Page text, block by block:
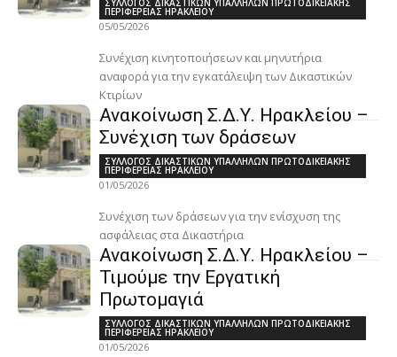
ΣΥΛΛΟΓΟΣ ΔΙΚΑΣΤΙΚΩΝ ΥΠΑΛΛΗΛΩΝ ΠΡΩΤΟΔΙΚΕΙΑΚΗΣ
ΠΕΡΙΦΕΡΕΙΑΣ ΗΡΑΚΛΕΙΟΥ
05/05/2026
Συνέχιση κινητοποιήσεων και μηνυτήρια
αναφορά για την εγκατάλειψη των Δικαστικών
Κτιρίων
Ανακοίνωση Σ.Δ.Υ. Ηρακλείου –
Συνέχιση των δράσεων
ΣΥΛΛΟΓΟΣ ΔΙΚΑΣΤΙΚΩΝ ΥΠΑΛΛΗΛΩΝ ΠΡΩΤΟΔΙΚΕΙΑΚΗΣ
ΠΕΡΙΦΕΡΕΙΑΣ ΗΡΑΚΛΕΙΟΥ
01/05/2026
Συνέχιση των δράσεων για την ενίσχυση της
ασφάλειας στα Δικαστήρια
Ανακοίνωση Σ.Δ.Υ. Ηρακλείου –
Τιμούμε την Εργατική
Πρωτομαγιά
ΣΥΛΛΟΓΟΣ ΔΙΚΑΣΤΙΚΩΝ ΥΠΑΛΛΗΛΩΝ ΠΡΩΤΟΔΙΚΕΙΑΚΗΣ
ΠΕΡΙΦΕΡΕΙΑΣ ΗΡΑΚΛΕΙΟΥ
01/05/2026